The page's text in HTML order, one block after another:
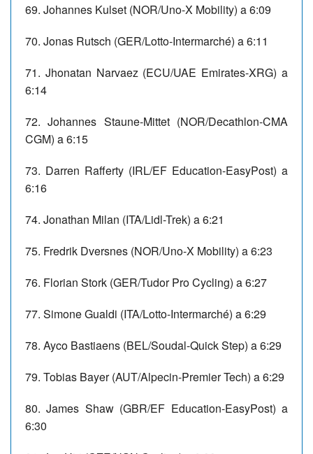
69. Johannes Kulset (NOR/Uno-X Mobility) a 6:09
70. Jonas Rutsch (GER/Lotto-Intermarché) a 6:11
71. Jhonatan Narvaez (ECU/UAE Emirates-XRG) a
6:14
72. Johannes Staune-Mittet (NOR/Decathlon-CMA
CGM) a 6:15
73. Darren Rafferty (IRL/EF Education-EasyPost) a
6:16
74. Jonathan Milan (ITA/Lidl-Trek) a 6:21
75. Fredrik Dversnes (NOR/Uno-X Mobility) a 6:23
76. Florian Stork (GER/Tudor Pro Cycling) a 6:27
77. Simone Gualdi (ITA/Lotto-Intermarché) a 6:29
78. Ayco Bastiaens (BEL/Soudal-Quick Step) a 6:29
79. Tobias Bayer (AUT/Alpecin-Premier Tech) a 6:29
80. James Shaw (GBR/EF Education-EasyPost) a
6:30